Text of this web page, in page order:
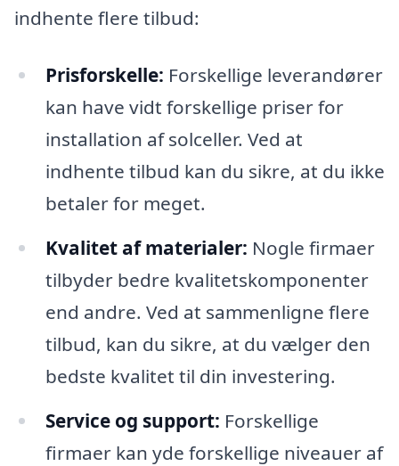
indhente flere tilbud:
Prisforskelle: Forskellige leverandører
kan have vidt forskellige priser for
installation af solceller. Ved at
indhente tilbud kan du sikre, at du ikke
betaler for meget.
Kvalitet af materialer: Nogle firmaer
tilbyder bedre kvalitetskomponenter
end andre. Ved at sammenligne flere
tilbud, kan du sikre, at du vælger den
bedste kvalitet til din investering.
Service og support: Forskellige
firmaer kan yde forskellige niveauer af